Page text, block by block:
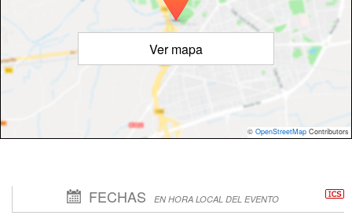
Ver mapa
© OpenStreetMap Contributors
FECHAS EN HORA LOCAL DEL EVENTO